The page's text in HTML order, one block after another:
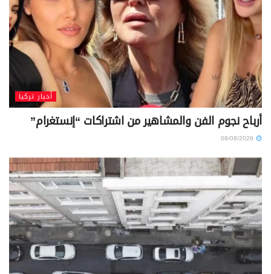
أخبار تركيا
أرباح نجوم الفن والمشاهير من اشتراكات “إنستغرام”